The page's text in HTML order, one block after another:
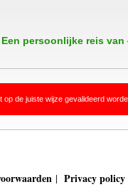
persoonlijke reis van
op de juiste wijze gevalideerd
| Privacy policy